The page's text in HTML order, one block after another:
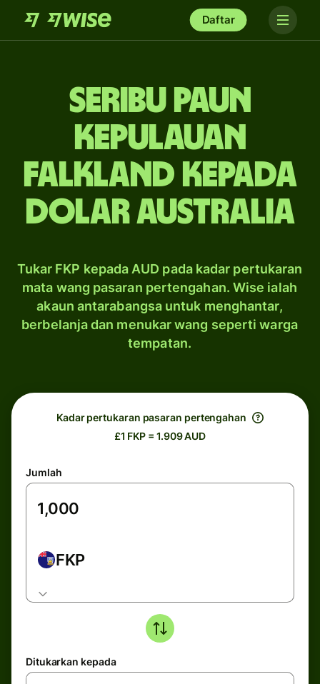
Daftar
seribu paun
Kepulauan
Falkland kepada
dolar Australia
Tukar FKP kepada AUD pada kadar pertukaran
mata wang pasaran pertengahan. Wise ialah
akaun antarabangsa untuk menghantar,
berbelanja dan menukar wang seperti warga
tempatan.
Kadar pertukaran pasaran pertengahan
£1 FKP = 1.909 AUD
Jumlah
FKP
Ditukarkan kepada